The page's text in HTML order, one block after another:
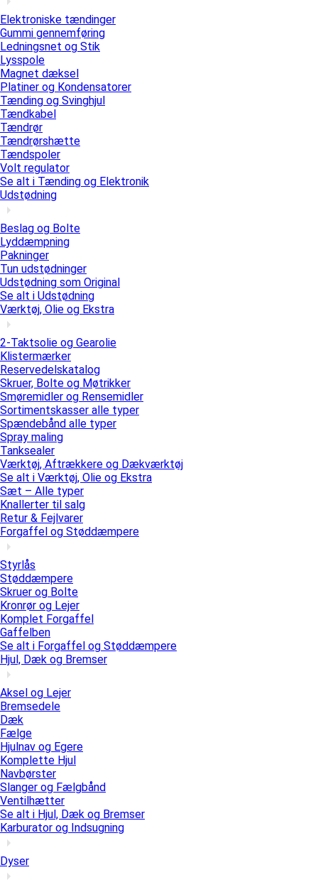
Elektroniske tændinger
Gummi gennemføring
Ledningsnet og Stik
Lysspole
Magnet dæksel
Platiner og Kondensatorer
Tænding og Svinghjul
Tændkabel
Tændrør
Tændrørshætte
Tændspoler
Volt regulator
Se alt i Tænding og Elektronik
Udstødning
Beslag og Bolte
Lyddæmpning
Pakninger
Tun udstødninger
Udstødning som Original
Se alt i Udstødning
Værktøj, Olie og Ekstra
2-Taktsolie og Gearolie
Klistermærker
Reservedelskatalog
Skruer, Bolte og Møtrikker
Smøremidler og Rensemidler
Sortimentskasser alle typer
Spændebånd alle typer
Spray maling
Tanksealer
Værktøj, Aftrækkere og Dækværktøj
Se alt i Værktøj, Olie og Ekstra
Sæt – Alle typer
Knallerter til salg
Retur & Fejlvarer
Forgaffel og Støddæmpere
Styrlås
Støddæmpere
Skruer og Bolte
Kronrør og Lejer
Komplet Forgaffel
Gaffelben
Se alt i Forgaffel og Støddæmpere
Hjul, Dæk og Bremser
Aksel og Lejer
Bremsedele
Dæk
Fælge
Hjulnav og Egere
Komplette Hjul
Navbørster
Slanger og Fælgbånd
Ventilhætter
Se alt i Hjul, Dæk og Bremser
Karburator og Indsugning
Dyser